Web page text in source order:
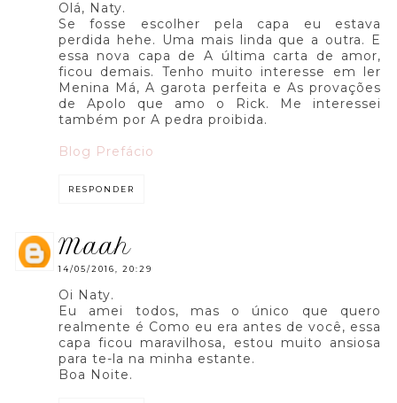
Olá, Naty.
Se fosse escolher pela capa eu estava
perdida hehe. Uma mais linda que a outra. E
essa nova capa de A última carta de amor,
ficou demais. Tenho muito interesse em ler
Menina Má, A garota perfeita e As provações
de Apolo que amo o Rick. Me interessei
também por A pedra proibida.
Blog Prefácio
RESPONDER
maah
14/05/2016, 20:29
Oi Naty.
Eu amei todos, mas o único que quero
realmente é Como eu era antes de você, essa
capa ficou maravilhosa, estou muito ansiosa
para te-la na minha estante.
Boa Noite.